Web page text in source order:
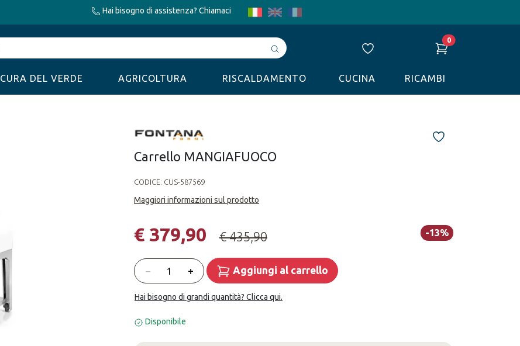
Hai bisogno di assistenza? Chiamaci
Avvia
ricerca
0
CURA DEL VERDE AGRICOLTURA RISCALDAMENTO CUCINA RICAMBI
Carrello MANGIAFUOCO
CODICE: CUS-587569
Maggiori informazioni sul prodotto
-13%
€ 379,90 € 435,90
Quantità
− + Aggiungi al carrello
Hai bisogno di grandi quantità? Clicca qui.
Disponibile